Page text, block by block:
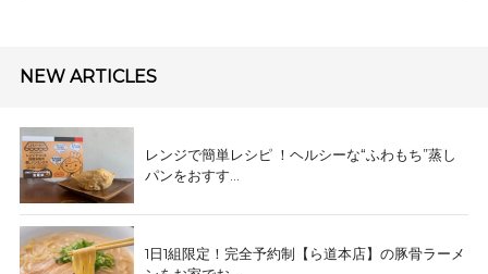
NEW ARTICLES
レンジで簡単レシピ ！ヘルシーな“ふわもち”蒸し
パンをおすす...
1日1組限定！完全予約制【ら道本店】の豚骨ラーメ